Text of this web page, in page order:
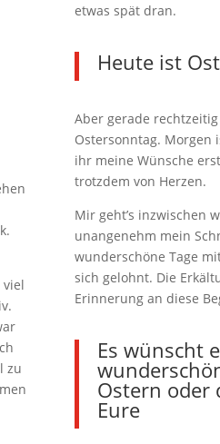
viel
zu
etwas spät dran.
Heute ist
Aber gerade
Ostersonntag. Morgen
ihr meine Wünsche
trotzdem von Herzen.
Mir geht’s inzwischen
unangenehm mein
wunderschöne Tage
sich gelohnt. Die
Erinnerung an diese
Es wünscht
Ostern oder
Eure